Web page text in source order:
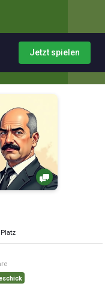
Jetzt spielen